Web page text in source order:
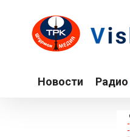
Новости Радио